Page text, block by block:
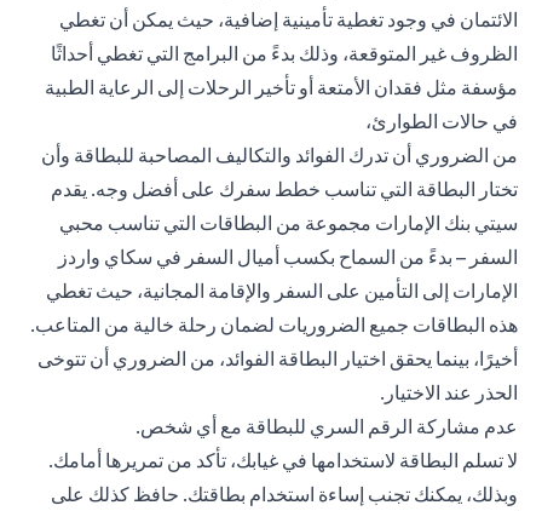
الائتمان في وجود تغطية تأمينية إضافية، حيث يمكن أن تغطي
الظروف غير المتوقعة، وذلك بدءً من البرامج التي تغطي أحداثًا
مؤسفة مثل فقدان الأمتعة أو تأخير الرحلات إلى الرعاية الطبية
في حالات الطوارئ،
من الضروري أن تدرك الفوائد والتكاليف المصاحبة للبطاقة وأن
تختار البطاقة التي تناسب خطط سفرك على أفضل وجه. يقدم
سيتي بنك الإمارات مجموعة من البطاقات التي تناسب محبي
السفر – بدءً من السماح بكسب أميال السفر في سكاي واردز
الإمارات إلى التأمين على السفر والإقامة المجانية، حيث تغطي
هذه البطاقات جميع الضروريات لضمان رحلة خالية من المتاعب.
أخيرًا، بينما يحقق اختيار البطاقة الفوائد، من الضروري أن تتوخى
الحذر عند الاختيار.
عدم مشاركة الرقم السري للبطاقة مع أي شخص.
لا تسلم البطاقة لاستخدامها في غيابك، تأكد من تمريرها أمامك.
وبذلك، يمكنك تجنب إساءة استخدام بطاقتك. حافظ كذلك على